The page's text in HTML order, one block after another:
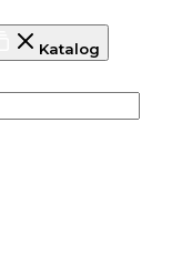
Katalog